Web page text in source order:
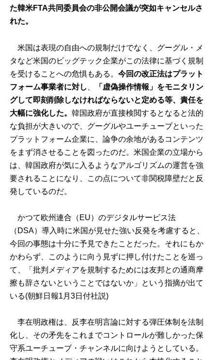
た韓米FTA共同委員会の非公開会議が突如キャンセルさ
れた。
米国は表現の自由への規制だけでなく、グーグル・メ
タなど米国のビッグテック企業がこの法律に基づく規制
を受けることへの危惧もある。今回の改正法はプラット
フォーム事業者に対し
「虚偽操作情報」をモニタリン
グして即刻削除しなければならないと定める等、責任を
大幅に強化した。韓国政府が直接検閲するとなると法的
な負担が大きいので、グーグルやユーチューブといった
プラットフォーム企業に、論争の余地があるコンテンツ
をまず消させることを図ったのだ。米国企業の立場から
は、韓国政府が気に入るようなアルゴリズムの運営を強
要されることになり、この点について非関税障壁だと反
発しているのだ。
かつて欧州連合（EU）のデジタルサービス法
（DSA）導入時に米国が見せた強い反発を考慮すると、
今回の事態は十分に予見できたことだった。それにもか
かわらず、このように向う見ずに押し付けたことを巡っ
て、「批判メディアを規制するためには友邦との通商摩
擦も辞さないということではないか」という指摘が出て
いる(朝鮮日報1月3日付社説)
李在明政権は、反李在明言論に対する弾圧体制を法制
化し、その矛先をこれまでコントロールが難しかった保
守系ユーチューブ・チャンネルに向けようとしている。